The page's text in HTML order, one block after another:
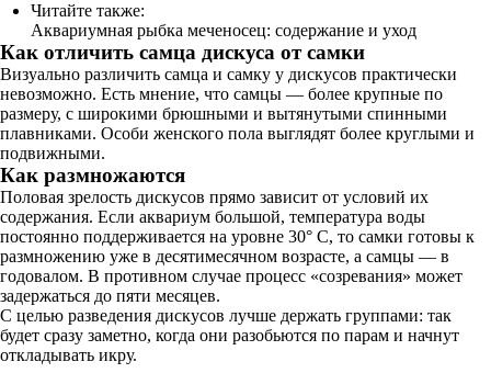
Читайте также:
Аквариумная рыбка меченосец: содержание и уход
Как отличить самца дискуса от самки
Визуально различить самца и самку у дискусов практически
невозможно. Есть мнение, что самцы — более крупные по
размеру, с широкими брюшными и вытянутыми спинными
плавниками. Особи женского пола выглядят более круглыми и
подвижными.
Как размножаются
Половая зрелость дискусов прямо зависит от условий их
содержания. Если аквариум большой, температура воды
постоянно поддерживается на уровне 30° C, то самки готовы к
размножению уже в десятимесячном возрасте, а самцы — в
годовалом. В противном случае процесс «созревания» может
задержаться до пяти месяцев.
С целью разведения дискусов лучше держать группами: так
будет сразу заметно, когда они разобьются по парам и начнут
откладывать икру.